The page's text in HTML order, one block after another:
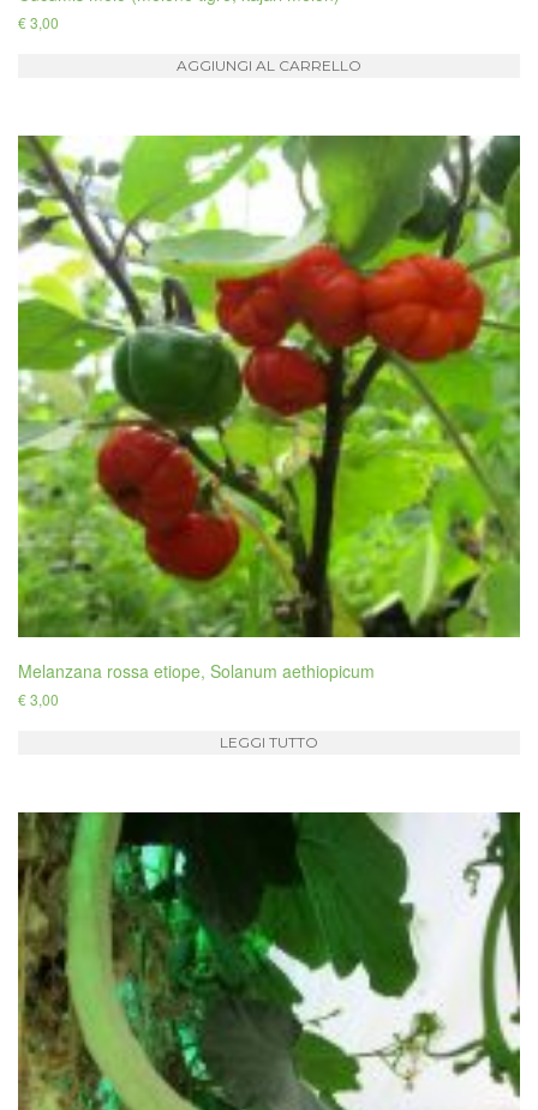
€3,00
AGGIUNGI AL CARRELLO
Melanzana rossa etiope, Solanum aethiopicum
€3,00
LEGGI TUTTO